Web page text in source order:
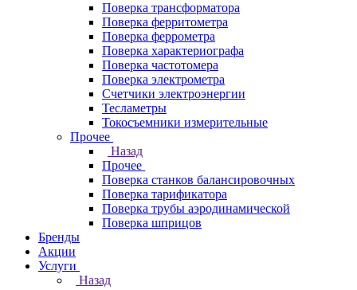
Поверка трансформатора
Поверка ферритометра
Поверка феррометра
Поверка характериографа
Поверка частотомера
Поверка электрометра
Счетчики электроэнергии
Тесламетры
Токосъемники измерительные
Прочее
Назад
Прочее
Поверка станков балансировочных
Поверка тарификатора
Поверка трубы аэродинамической
Поверка шприцов
Бренды
Акции
Услуги
Назад